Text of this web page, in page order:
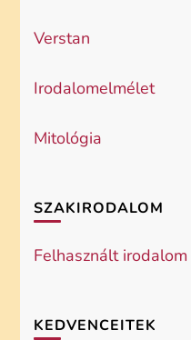
Verstan
Irodalomelmélet
Mitológia
SZAKIRODALOM
Felhasznált irodalom
KEDVENCEITEK